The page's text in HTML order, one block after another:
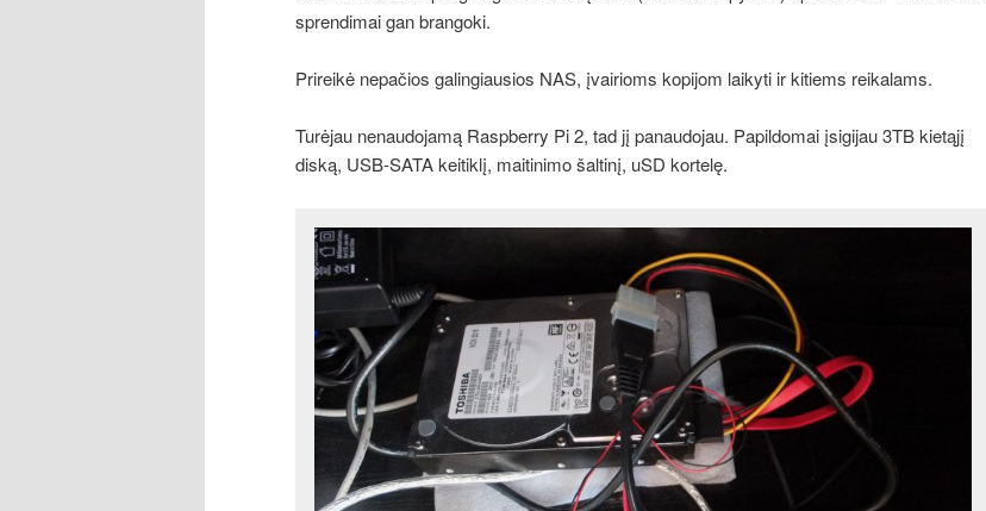
sprendimai gan brangoki.
Prireikė nepačios galingiausios NAS, įvairioms kopijom laikyti ir kitiems reikalams.
Turėjau nenaudojamą Raspberry Pi 2, tad jį panaudojau. Papildomai įsigijau 3TB kietąjį
diską, USB-SATA keitiklį, maitinimo šaltinį, uSD kortelę.